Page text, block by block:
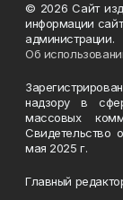
© 2026 Сайт
информации
администрации.
Об
надзору в
массовых
мая 2025 г.
Главный